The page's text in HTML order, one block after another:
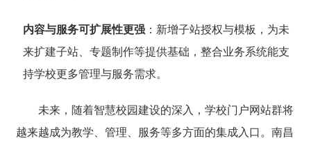
内容与服务可扩展性更强：新增子站授权与模板，为未
来扩建子站、专题制作等提供基础，整合业务系统能支
持学校更多管理与服务需求。
未来，随着智慧校园建设的深入，学校门户网站群将
越来越成为教学、管理、服务等多方面的集成入口。南昌